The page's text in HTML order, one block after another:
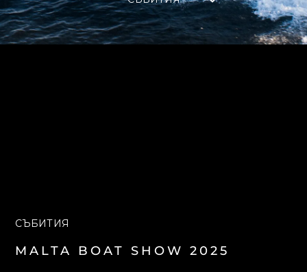
СЪБИТИЯ
MALTA BOAT SHOW 2025